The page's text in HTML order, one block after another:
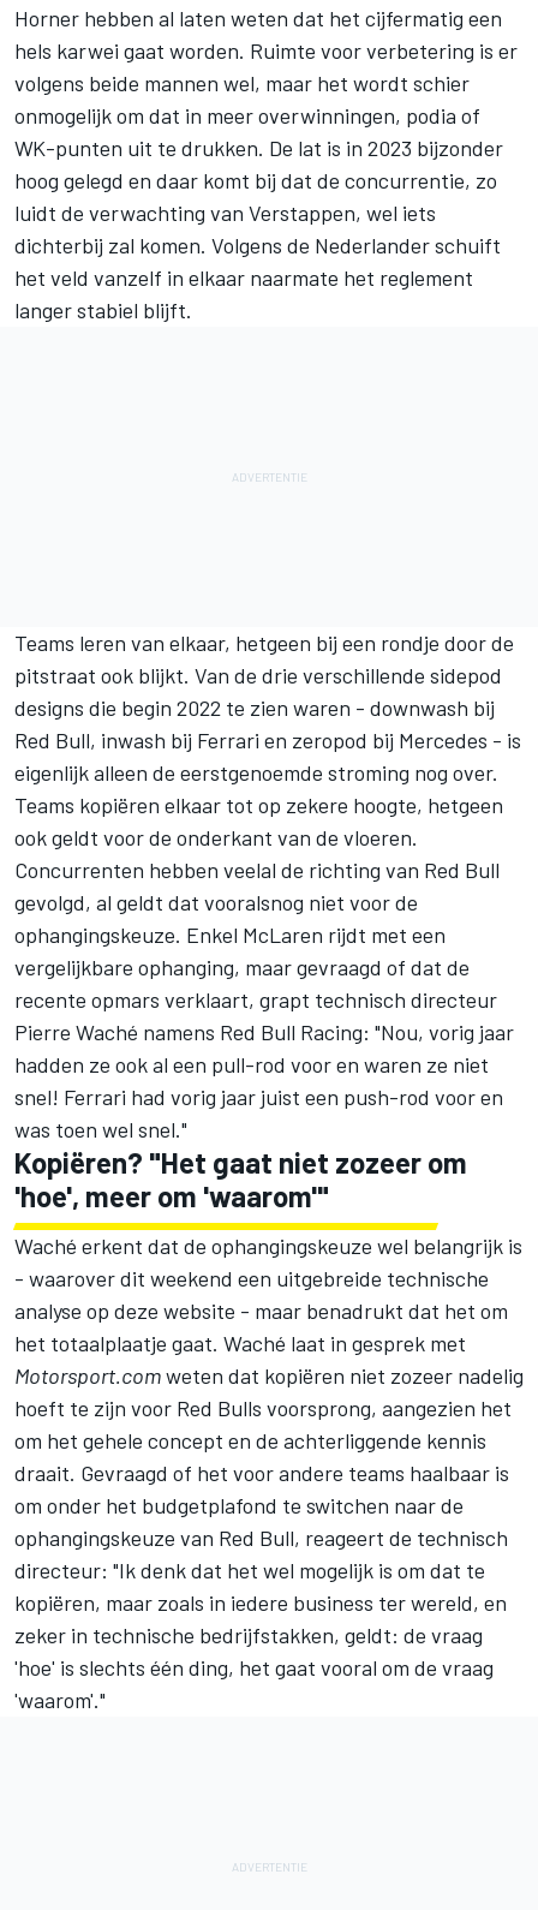
Horner hebben al laten weten dat het cijfermatig een
hels karwei gaat worden. Ruimte voor verbetering is er
volgens beide mannen wel, maar het wordt schier
onmogelijk om dat in meer overwinningen, podia of
WK-punten uit te drukken. De lat is in 2023 bijzonder
hoog gelegd en daar komt bij dat de concurrentie, zo
luidt de verwachting van Verstappen, wel iets
dichterbij zal komen. Volgens de Nederlander schuift
het veld vanzelf in elkaar naarmate het reglement
langer stabiel blijft.
Teams leren van elkaar, hetgeen bij een rondje door de
pitstraat ook blijkt. Van de drie verschillende sidepod
designs die begin 2022 te zien waren - downwash bij
Red Bull, inwash bij Ferrari en zeropod bij Mercedes - is
eigenlijk alleen de eerstgenoemde stroming nog over.
Teams kopiëren elkaar tot op zekere hoogte, hetgeen
ook geldt voor de onderkant van de vloeren.
Concurrenten hebben veelal de richting van Red Bull
gevolgd, al geldt dat vooralsnog niet voor de
ophangingskeuze. Enkel McLaren rijdt met een
vergelijkbare ophanging, maar gevraagd of dat de
recente opmars verklaart, grapt technisch directeur
Pierre Waché namens Red Bull Racing: "Nou, vorig jaar
hadden ze ook al een pull-rod voor en waren ze niet
snel! Ferrari had vorig jaar juist een push-rod voor en
was toen wel snel."
Kopiëren? "Het gaat niet zozeer om
'hoe', meer om 'waarom'"
Waché erkent dat de ophangingskeuze wel belangrijk is
- waarover dit weekend een uitgebreide technische
analyse op deze website - maar benadrukt dat het om
het totaalplaatje gaat. Waché laat in gesprek met
Motorsport.comweten dat kopiëren niet zozeer nadelig
hoeft te zijn voor Red Bulls voorsprong, aangezien het
om het gehele concept en de achterliggende kennis
draait. Gevraagd of het voor andere teams haalbaar is
om onder het budgetplafond te switchen naar de
ophangingskeuze van Red Bull, reageert de technisch
directeur: "Ik denk dat het wel mogelijk is om dat te
kopiëren, maar zoals in iedere business ter wereld, en
zeker in technische bedrijfstakken, geldt: de vraag
'hoe' is slechts één ding, het gaat vooral om de vraag
'waarom'."